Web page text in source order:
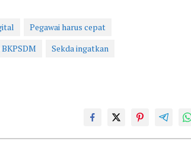
Pegawai harus cepat
BKPSDM
Sekda ingatkan